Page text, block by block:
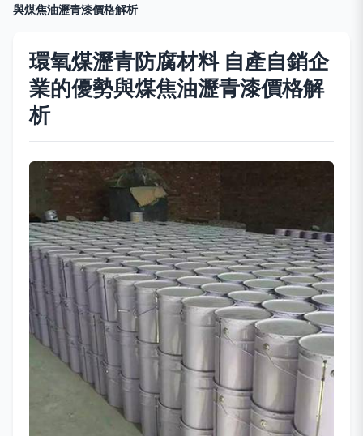
與煤焦油瀝青漆價格解析
環氧煤瀝青防腐材料 自產自銷企
業的優勢與煤焦油瀝青漆價格解
析